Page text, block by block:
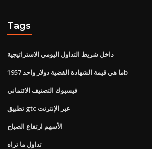
Tags
داخل شريط التداول اليومي الاستراتيجية
ما هي قيمة الشهادة الفضية دولار واحد 1957b
فيسبوك التصنيف الائتماني
تطبيق gtc عبر الإنترنت
الأسهم ارتفاع الصباح
تداول ما تراه